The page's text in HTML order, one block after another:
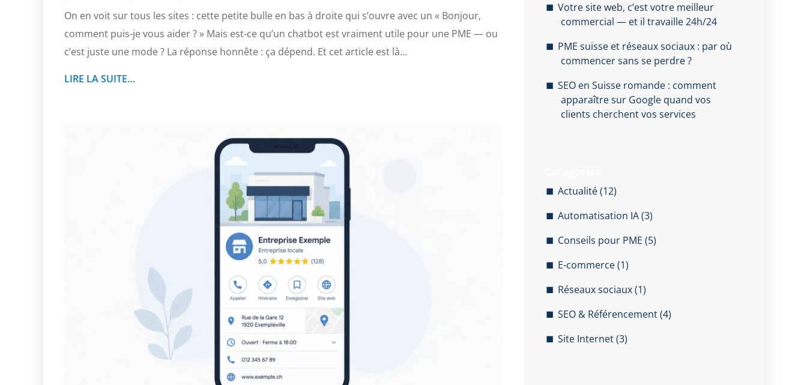
On en voit sur tous les sites : cette petite bulle en bas à droite qui s’ouvre avec un « Bonjour,
comment puis-je vous aider ? » Mais est-ce qu’un chatbot est vraiment utile pour une PME — ou
c’est juste une mode ? La réponse honnête : ça dépend. Et cet article est là…
LIRE LA SUITE…
Votre site web, c’est votre meilleur
commercial — et il travaille 24h/24
PME suisse et réseaux sociaux : par où
commencer sans se perdre ?
SEO en Suisse romande : comment
apparaître sur Google quand vos
clients cherchent vos services
Actualité(12)
Automatisation IA(3)
Conseils pour PME (5)
E-commerce(1)
Réseaux sociaux(1)
SEO & Référencement(4)
Site Internet(3)